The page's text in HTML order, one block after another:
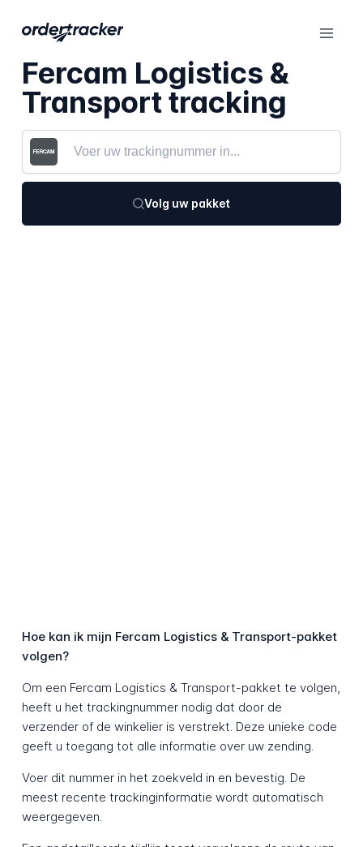
Fercam Logistics &
Transport tracking
Volg uw pakket
Hoe kan ik mijn Fercam Logistics & Transport-pakket
volgen?
Om een Fercam Logistics & Transport-pakket te volgen,
heeft u het trackingnummer nodig dat door de
verzender of de winkelier is verstrekt. Deze unieke code
geeft u toegang tot alle informatie over uw zending.
Voer dit nummer in het zoekveld in en bevestig. De
meest recente trackinginformatie wordt automatisch
weergegeven.